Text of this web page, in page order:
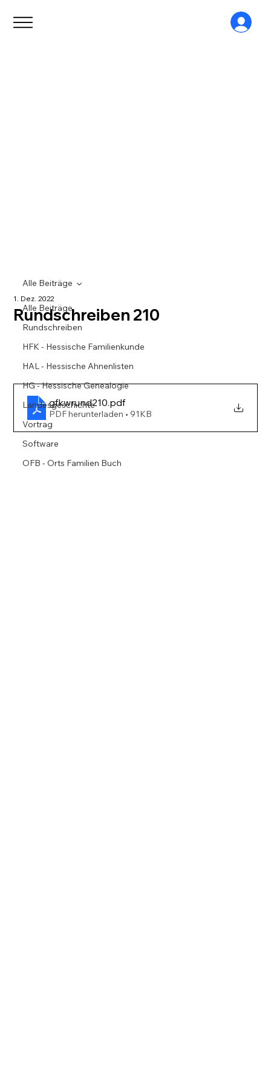
Alle Beiträge
Rundschreiben
HFK - Hessische Familienkunde
HAL - Hessische Ahnenlisten
HG - Hessische Genealogie
Landesgeschichte
Vortrag
Software
OFB - Orts Familien Buch
Alle Beiträge
Rundschreiben 210
1. Dez. 2022
gfkwrund210.pdf
PDF herunterladen • 91KB